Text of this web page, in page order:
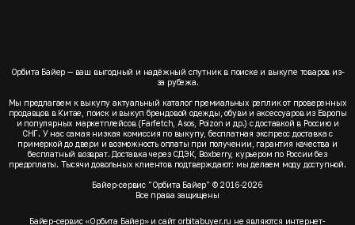
Орбита Байер — ваш выгодный и надёжный спутник в поиске и выкупе товаров из-
за рубежа.
Мы предлагаем к выкупу актуальный каталог премиальных реплик от проверенных
продавцов в Китае, поиск и выкуп брендовой одежды, обуви и аксессуаров из Европы
и популярных маркетплейсов (Farfetch, Asos, Poizon и др.) с доставкой в Россию и
СНГ. У нас самая низкая комиссия по выкупу, бесплатная экспресс доставка с
примеркой до двери и возможность оплаты при получении, гарантия качества и
бесплатный возврат. Доставка через СДЭК, Boxberry, курьером по России без
предоплаты. Тысячи довольных клиентов подтверждают: мы делаем моду доступной.
Байер-сервис "Орбита Байер" © 2016-2026
Все права защищены
Байер-сервис «Орбита Байер» и сайт orbitabuyer.ru не являются интернет-